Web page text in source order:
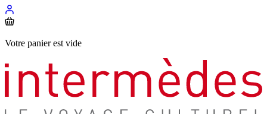
Votre panier est vide